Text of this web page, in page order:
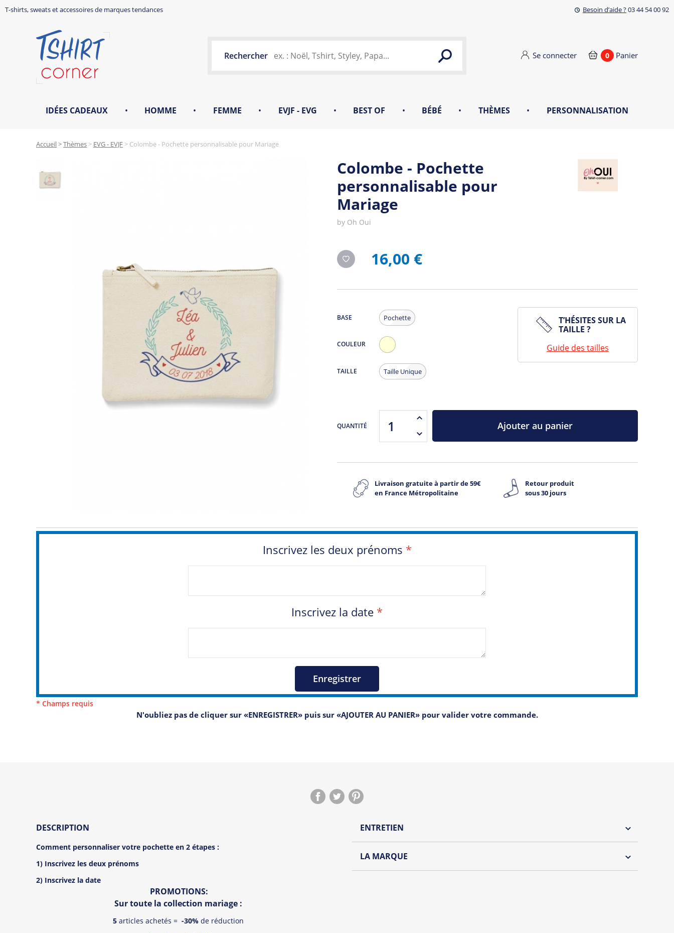
T-shirts, sweats et accessoires de marques tendances Besoin d’aide ?03 44 54 00 92
Rechercher Se connecter 0 Panier
IDÉES CADEAUX • HOMME • FEMME • EVJF - EVG • BEST OF • BÉBÉ • THÈMES • PERSONNALISATION
Accueil>Thèmes > EVG - EVJF > Colombe - Pochette personnalisable pour Mariage
Colombe - Pochette
personnalisable pour
Mariage
by Oh Oui
16,00 €
BASE Pochette
COULEUR
TAILLE Taille Unique
T’HÉSITES SUR LA
TAILLE ?
Guide des tailles
QUANTITÉ Ajouter au panier
Livraison gratuite à partir de 59€
en France Métropolitaine
Retour produit
sous 30 jours
Inscrivez les deux prénoms *
Inscrivez la date *
Enregistrer
* Champs requis
N'oubliez pas de cliquer sur «ENREGISTRER» puis sur «AJOUTER AU PANIER» pour valider votre commande.
DESCRIPTION
Comment personnaliser votre pochette en 2 étapes :
1) Inscrivez les deux prénoms
2) Inscrivez la date
PROMOTIONS:
Sur toute la collection mariage :
5articles achetés = -30%de réduction
ENTRETIEN
LA MARQUE